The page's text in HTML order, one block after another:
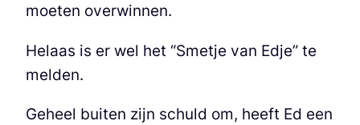
moeten overwinnen.
Helaas is er wel het “Smetje van Edje” te
melden.
Geheel buiten zijn schuld om, heeft Ed een